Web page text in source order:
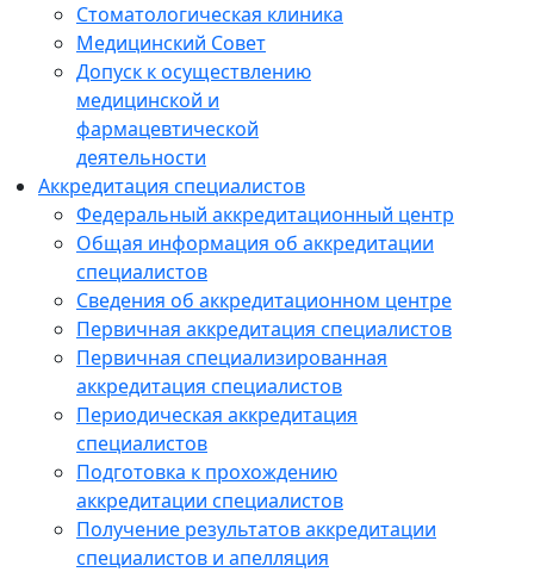
Стоматологическая клиника
Медицинский Совет
Допуск к осуществлению
медицинской и
фармацевтической
деятельности
Аккредитация специалистов
Федеральный аккредитационный центр
Общая информация об аккредитации
специалистов
Сведения об аккредитационном центре
Первичная аккредитация специалистов
Первичная специализированная
аккредитация специалистов
Периодическая аккредитация
специалистов
Подготовка к прохождению
аккредитации специалистов
Получение результатов аккредитации
специалистов и апелляция